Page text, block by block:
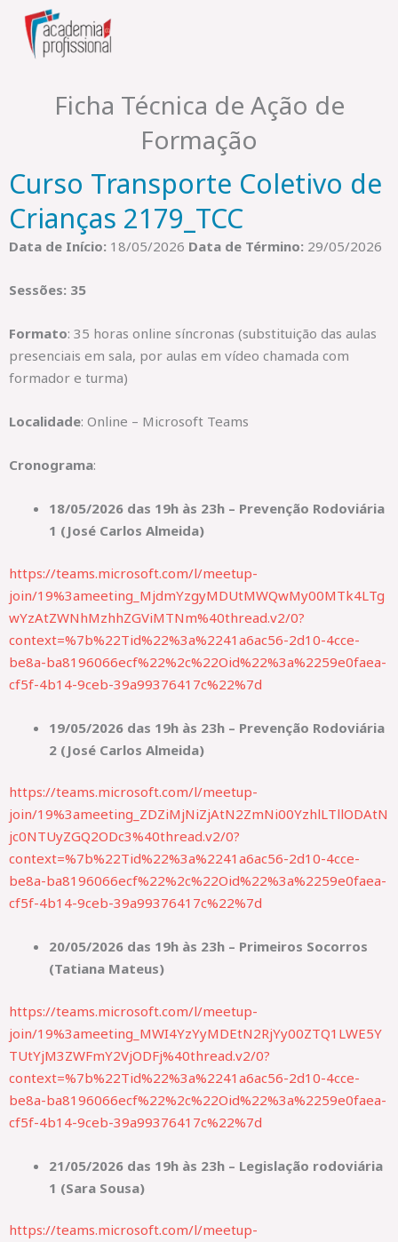
content
Ficha Técnica de Ação de
Formação
Curso Transporte Coletivo de
Crianças 2179_TCC
Data de Início: 18/05/2026 Data de Término: 29/05/2026
Sessões: 35
Formato: 35 horas online síncronas (substituição das aulas
presenciais em sala, por aulas em vídeo chamada com
formador e turma)
Localidade: Online – Microsoft Teams
Cronograma:
18/05/2026 das 19h às 23h – Prevenção Rodoviária
1 (José Carlos Almeida)
https://teams.microsoft.com/l/meetup-
join/19%3ameeting_MjdmYzgyMDUtMWQwMy00MTk4LTg
wYzAtZWNhMzhhZGViMTNm%40thread.v2/0?
context=%7b%22Tid%22%3a%2241a6ac56-2d10-4cce-
be8a-ba8196066ecf%22%2c%22Oid%22%3a%2259e0faea-
cf5f-4b14-9ceb-39a99376417c%22%7d
19/05/2026 das 19h às 23h – Prevenção Rodoviária
2 (José Carlos Almeida)
https://teams.microsoft.com/l/meetup-
join/19%3ameeting_ZDZiMjNiZjAtN2ZmNi00YzhlLTllODAtN
jc0NTUyZGQ2ODc3%40thread.v2/0?
context=%7b%22Tid%22%3a%2241a6ac56-2d10-4cce-
be8a-ba8196066ecf%22%2c%22Oid%22%3a%2259e0faea-
cf5f-4b14-9ceb-39a99376417c%22%7d
20/05/2026 das 19h às 23h – Primeiros Socorros
(Tatiana Mateus)
https://teams.microsoft.com/l/meetup-
join/19%3ameeting_MWI4YzYyMDEtN2RjYy00ZTQ1LWE5Y
TUtYjM3ZWFmY2VjODFj%40thread.v2/0?
context=%7b%22Tid%22%3a%2241a6ac56-2d10-4cce-
be8a-ba8196066ecf%22%2c%22Oid%22%3a%2259e0faea-
cf5f-4b14-9ceb-39a99376417c%22%7d
21/05/2026 das 19h às 23h – Legislação rodoviária
1 (Sara Sousa)
https://teams.microsoft.com/l/meetup-